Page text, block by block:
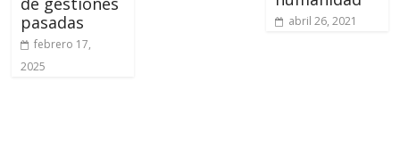
pasadas
febrero 17,
2025
abril 26, 2021